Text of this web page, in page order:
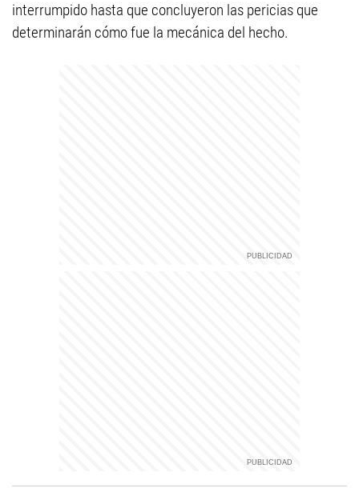
interrumpido hasta que concluyeron las pericias que
determinarán cómo fue la mecánica del hecho.